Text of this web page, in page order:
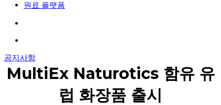
원료 플랫폼
공지사항
MultiEx Naturotics 함유 유
럽 화장품 출시